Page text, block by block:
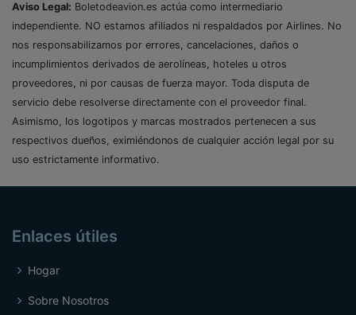
Aviso Legal: Boletodeavion.es actúa como intermediario
independiente. NO estamos afiliados ni respaldados por Airlines. No
nos responsabilizamos por errores, cancelaciones, daños o
incumplimientos derivados de aerolíneas, hoteles u otros
proveedores, ni por causas de fuerza mayor. Toda disputa de
servicio debe resolverse directamente con el proveedor final.
Asimismo, los logotipos y marcas mostrados pertenecen a sus
respectivos dueños, eximiéndonos de cualquier acción legal por su
uso estrictamente informativo.
Enlaces útiles
Hogar
Sobre Nosotros